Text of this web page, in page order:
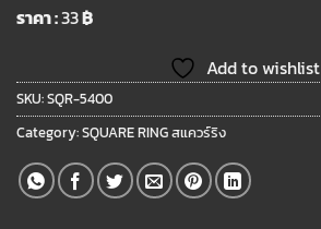
ราคา :33฿
Add to wishlist
SKU:SQR-5400
Category:SQUARE RING สแควร์ริง